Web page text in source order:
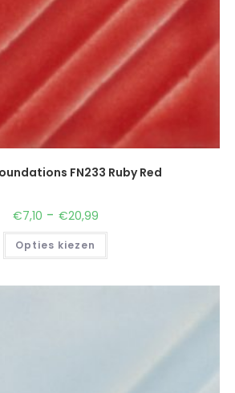
FN233 Ruby Red
€7,10 - € 20,99
Opties kiezen